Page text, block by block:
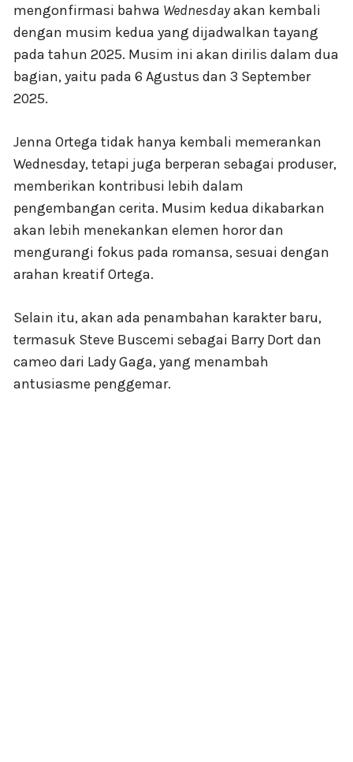
mengonfirmasi bahwa Wednesdayakan kembali
dengan musim kedua yang dijadwalkan tayang
pada tahun 2025. Musim ini akan dirilis dalam dua
bagian, yaitu pada 6 Agustus dan 3 September
2025.
Jenna Ortega tidak hanya kembali memerankan
Wednesday, tetapi juga berperan sebagai produser,
memberikan kontribusi lebih dalam
pengembangan cerita. Musim kedua dikabarkan
akan lebih menekankan elemen horor dan
mengurangi fokus pada romansa, sesuai dengan
arahan kreatif Ortega.
Selain itu, akan ada penambahan karakter baru,
termasuk Steve Buscemi sebagai Barry Dort dan
cameo dari Lady Gaga, yang menambah
antusiasme penggemar.